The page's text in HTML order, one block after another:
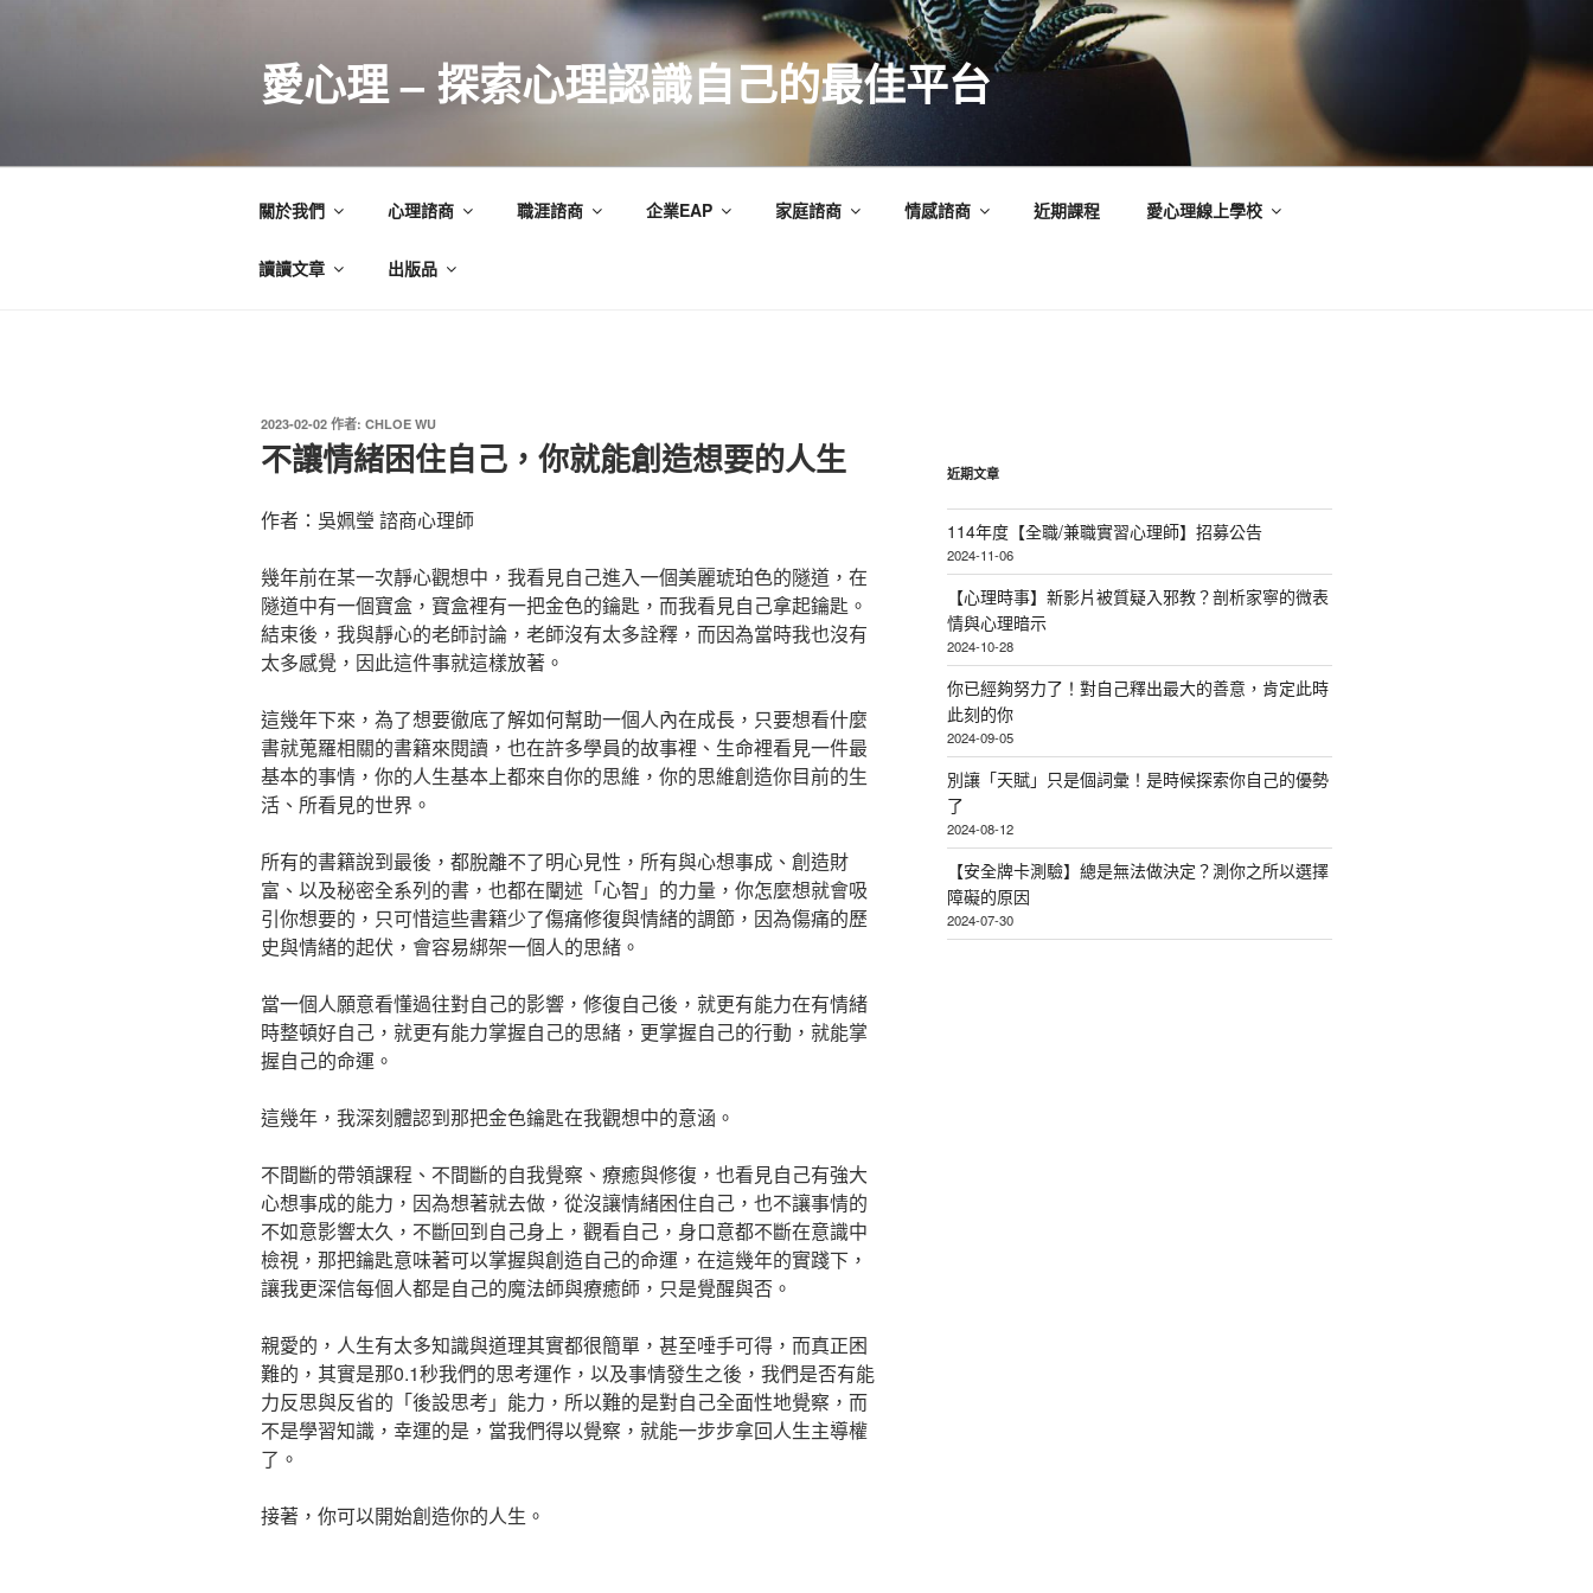
愛心理 – 探索心理認識自己的最佳平台
關於我們 心理諮商 職涯諮商 企業EAP 家庭諮商 情感諮商 近期課程 愛心理線上學校
讀讀文章 出版品
發
佈
於
2023-02-02 作者: CHLOE WU
不讓情緒困住自己，你就能創造想要的人生
作者：吳姵瑩 諮商心理師
幾年前在某一次靜心觀想中，我看見自己進入一個美麗琥珀色的隧道，在
隧道中有一個寶盒，寶盒裡有一把金色的鑰匙，而我看見自己拿起鑰匙。
結束後，我與靜心的老師討論，老師沒有太多詮釋，而因為當時我也沒有
太多感覺，因此這件事就這樣放著。
這幾年下來，為了想要徹底了解如何幫助一個人內在成長，只要想看什麼
書就蒐羅相關的書籍來閱讀，也在許多學員的故事裡、生命裡看見一件最
基本的事情，你的人生基本上都來自你的思維，你的思維創造你目前的生
活、所看見的世界。
所有的書籍說到最後，都脫離不了明心見性，所有與心想事成、創造財
富、以及秘密全系列的書，也都在闡述「心智」的力量，你怎麼想就會吸
引你想要的，只可惜這些書籍少了傷痛修復與情緒的調節，因為傷痛的歷
史與情緒的起伏，會容易綁架一個人的思緒。
當一個人願意看懂過往對自己的影響，修復自己後，就更有能力在有情緒
時整頓好自己，就更有能力掌握自己的思緒，更掌握自己的行動，就能掌
握自己的命運。
這幾年，我深刻體認到那把金色鑰匙在我觀想中的意涵。
不間斷的帶領課程、不間斷的自我覺察、療癒與修復，也看見自己有強大
心想事成的能力，因為想著就去做，從沒讓情緒困住自己，也不讓事情的
不如意影響太久，不斷回到自己身上，觀看自己，身口意都不斷在意識中
檢視，那把鑰匙意味著可以掌握與創造自己的命運，在這幾年的實踐下，
讓我更深信每個人都是自己的魔法師與療癒師，只是覺醒與否。
親愛的，人生有太多知識與道理其實都很簡單，甚至唾手可得，而真正困
難的，其實是那0.1秒我們的思考運作，以及事情發生之後，我們是否有能
力反思與反省的「後設思考」能力，所以難的是對自己全面性地覺察，而
不是學習知識，幸運的是，當我們得以覺察，就能一步步拿回人生主導權
了。
接著，你可以開始創造你的人生。
近期文章
114年度【全職/兼職實習心理師】招募公告
2024-11-06
【心理時事】新影片被質疑入邪教？剖析家寧的微表
情與心理暗示
2024-10-28
你已經夠努力了！對自己釋出最大的善意，肯定此時
此刻的你
2024-09-05
別讓「天賦」只是個詞彙！是時候探索你自己的優勢
了
2024-08-12
【安全牌卡測驗】總是無法做決定？測你之所以選擇
障礙的原因
2024-07-30